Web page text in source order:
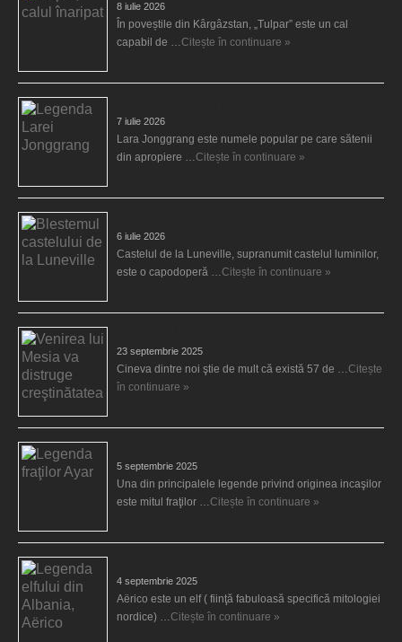
8 iulie 2026
În poveștile din Kârgâzstan, „Tulpar” este un cal
capabil de …Citește în continuare »
7 iulie 2026
Lara Jonggrang este numele popular pe care sătenii
din apropiere …Citește în continuare »
6 iulie 2026
Castelul de la Luneville, supranumit castelul luminilor,
este o capodoperă …Citește în continuare »
23 septembrie 2025
Cineva dintre noi ştie de mult că există 57 de …Citește
în continuare »
5 septembrie 2025
Una din principalele legende privind originea incaşilor
este mitul fraţilor …Citește în continuare »
4 septembrie 2025
Aërico este un elf ( fiinţă fabuloasă specifică mitologiei
nordice) …Citește în continuare »